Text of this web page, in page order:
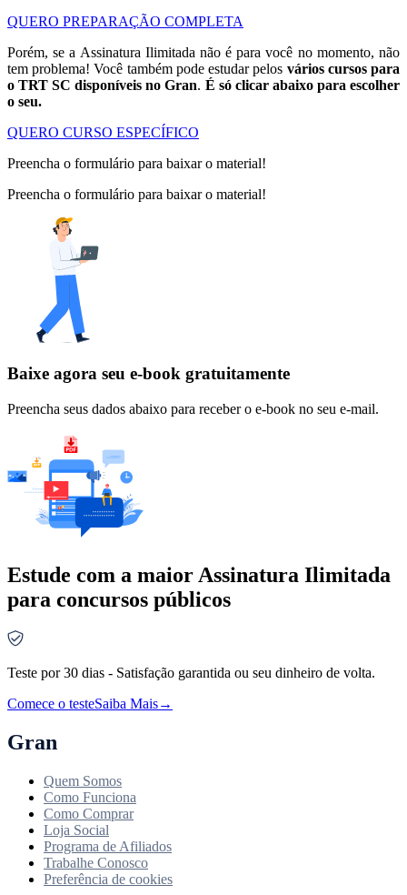
QUERO PREPARAÇÃO COMPLETA
Porém, se a Assinatura Ilimitada não é para você no momento, não
tem problema! Você também pode estudar pelos vários cursos para
o TRT SC disponíveis no Gran. É só clicar abaixo para escolher
o seu.
QUERO CURSO ESPECÍFICO
Preencha o formulário para baixar o material!
Preencha o formulário para baixar o material!
Baixe agora seu e-book gratuitamente
Preencha seus dados abaixo para receber o e-book no seu e-mail.
Estude com a maior Assinatura Ilimitada
para concursos públicos
Teste por 30 dias - Satisfação garantida ou seu dinheiro de volta.
Comece o testeSaiba Mais→
Gran
Quem Somos
Como Funciona
Como Comprar
Loja Social
Programa de Afiliados
Trabalhe Conosco
Preferência de cookies